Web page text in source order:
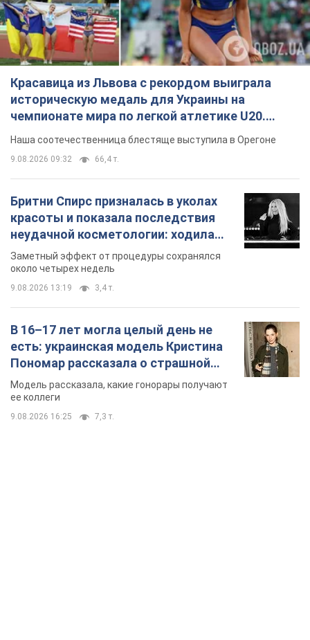
Красавица из Львова с рекордом выиграла
историческую медаль для Украины на
чемпионате мира по легкой атлетике U20.
Видео
Наша соотечественница блестяще выступила в Орегоне
9.08.2026 09:32 66,4 т.
Бритни Спирс призналась в уколах
красоты и показала последствия
неудачной косметологии: ходила
так почти месяц
Заметный эффект от процедуры сохранялся
около четырех недель
9.08.2026 13:19 3,4 т.
В 16–17 лет могла целый день не
есть: украинская модель Кристина
Пономар рассказала о страшной
стороне модельной карьеры
Модель рассказала, какие гонорары получают
ее коллеги
9.08.2026 16:25 7,3 т.